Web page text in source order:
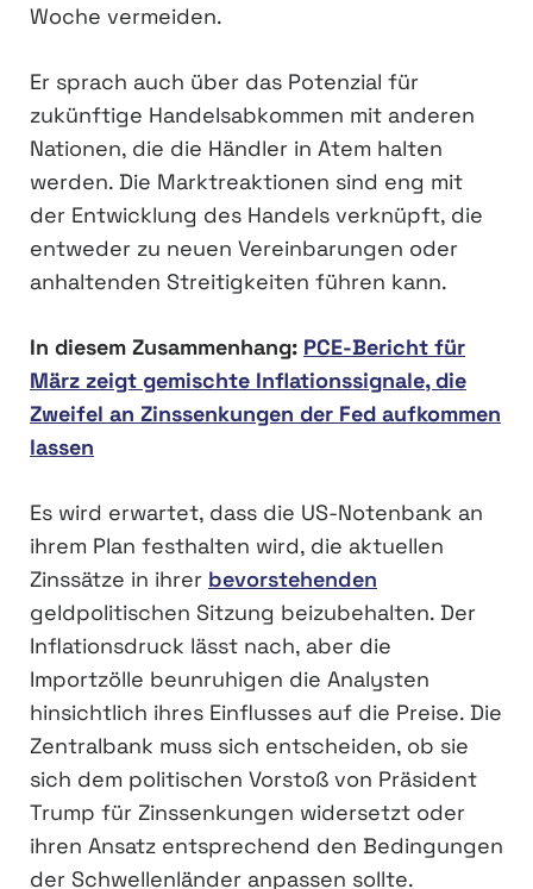
Woche vermeiden.
Er sprach auch über das Potenzial für
zukünftige Handelsabkommen mit anderen
Nationen, die die Händler in Atem halten
werden. Die Marktreaktionen sind eng mit
der Entwicklung des Handels verknüpft, die
entweder zu neuen Vereinbarungen oder
anhaltenden Streitigkeiten führen kann.
In diesem Zusammenhang: PCE-Bericht für
März zeigt gemischte Inflationssignale, die
Zweifel an Zinssenkungen der Fed aufkommen
lassen
Es wird erwartet, dass die US-Notenbank an
ihrem Plan festhalten wird, die aktuellen
Zinssätze in ihrer bevorstehenden
geldpolitischen Sitzung beizubehalten. Der
Inflationsdruck lässt nach, aber die
Importzölle beunruhigen die Analysten
hinsichtlich ihres Einflusses auf die Preise. Die
Zentralbank muss sich entscheiden, ob sie
sich dem politischen Vorstoß von Präsident
Trump für Zinssenkungen widersetzt oder
ihren Ansatz entsprechend den Bedingungen
der Schwellenländer anpassen sollte.